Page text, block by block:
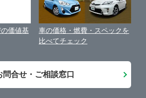
価値基
車の価格・燃費・スペックを
比べてチェック
問合せ・ご相談窓口